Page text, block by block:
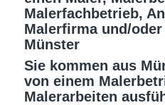
Malerfachbetrieb,
Malerfirma und/
Münster
Sie kommen aus
von einem
Malerarbeiten